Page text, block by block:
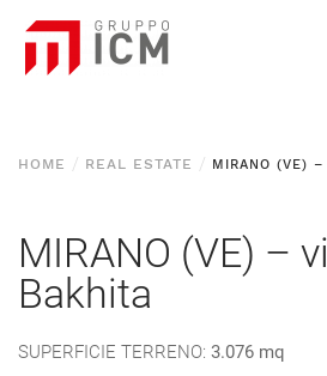
HOME REAL ESTATE
MIRANO (VE) –
Bakhita
SUPERFICIE TERRENO: 3.076 mq